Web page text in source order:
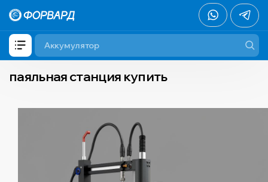
паяльная станция купить